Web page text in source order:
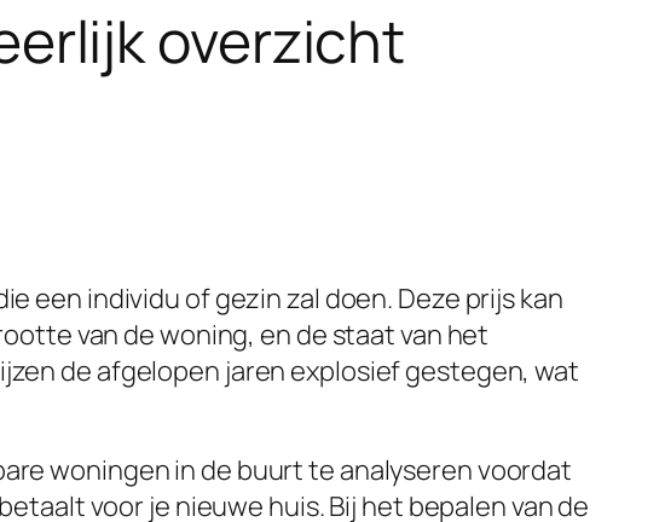
overzicht
een individu of gezin zal doen. Deze prijs kan
van de woning, en de staat van het
de afgelopen jaren explosief gestegen, wat
woningen in de buurt te analyseren voordat
voor je nieuwe huis. Bij het bepalen van de